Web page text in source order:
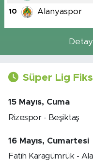
10 Alanyaspor
Süper Lig
15 Mayıs, Cuma
Rizespor - Beşiktaş
16 Mayıs, Cumartesi
Fatih Karagümrük -